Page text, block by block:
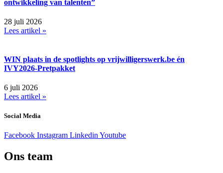
ontwikkeling van talenten”
28 juli 2026
Lees artikel »
WIN plaats in de spotlights op vrijwilligerswerk.be én
IVY2026-Pretpakket
6 juli 2026
Lees artikel »
Social Media
Facebook Instagram Linkedin Youtube
Ons team